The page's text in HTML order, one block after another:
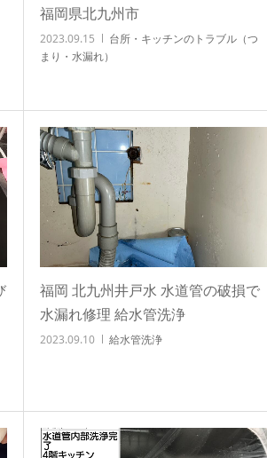
福岡県北九州市
2023.09.15
台所・キッチンのトラブル（つ
まり・水漏れ）
福岡 北九州井戸水 水道管の破損で
水漏れ修理 給水管洗浄
2023.09.10 給水管洗浄